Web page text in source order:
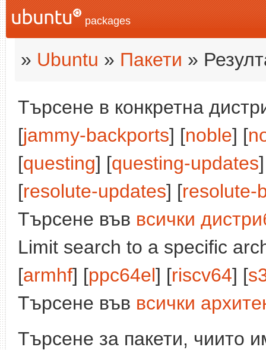
packages
» Ubuntu » Пакети »
Търсене в конкретна
[jammy-backports] [noble] [
[questing] [questing-updates
[resolute-updates] [resolute-
Търсене във всички
Limit search to a specific
[armhf] [ppc64el] [riscv64] [
Търсене във всички
Търсене за пакети, чиито